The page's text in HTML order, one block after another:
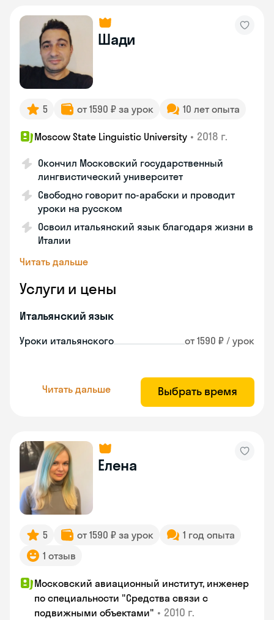
Шади
5 от 1590 ₽ за урок 10 лет опыта
Moscow State Linguistic University • 2018 г.
Окончил Московский государственный
лингвистический университет
Свободно говорит по-арабски и проводит
уроки на русском
Освоил итальянский язык благодаря жизни в
Италии
Читать дальше
Услуги и цены
Итальянский язык
Уроки итальянского от 1590 ₽ / урок
Читать дальше Выбрать время
Елена
5 от 1590 ₽ за урок
1 год опыта
1 отзыв
Московский авиационный институт, инженер
по специальности "Средства связи с
подвижными объектами" • 2010 г.